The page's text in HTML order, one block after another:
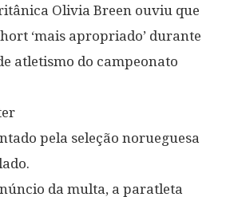
Olivia Breen ouviu que
‘mais apropriado’ durante
atletismo do campeonato
pela seleção norueguesa
da multa, a paratleta